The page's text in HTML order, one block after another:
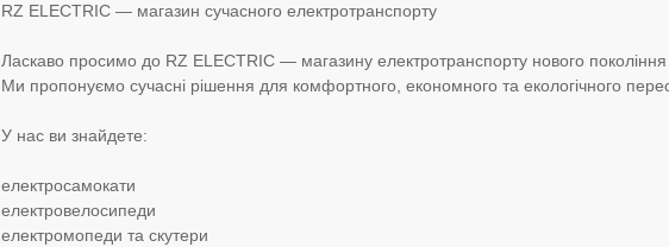
RZ ELECTRIC — магазин сучасного електротранспорту
Ласкаво просимо до RZ ELECTRIC — магазину електротранспорту нового покоління
Ми пропонуємо сучасні рішення для комфортного, економного та екологічного
У нас ви знайдете:
електросамокати
електровелосипеди
електромопеди та скутери